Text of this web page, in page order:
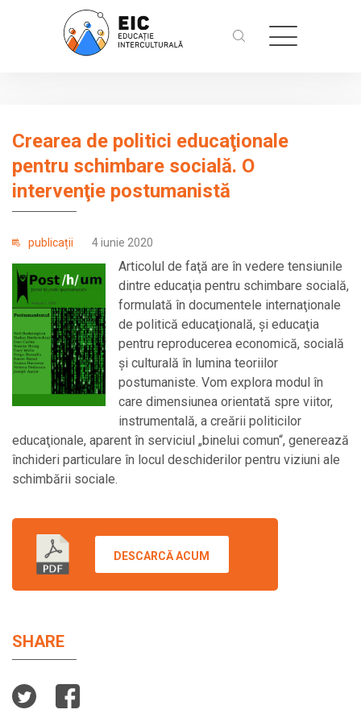
Crearea de politici educaţionale
pentru schimbare socială. O
intervenţie postumanistă
publicații 4 iunie 2020
Articolul de faţă are în vedere tensiunile
dintre educaţia pentru schimbare socială,
formulată în documentele internaţionale
de politică educaţională, şi educaţia
pentru reproducerea economică, socială
şi culturală în lumina teoriilor
postumaniste. Vom explora modul în
care dimensiunea orientată spre viitor,
instrumentală, a creării politicilor
educaţionale, aparent în serviciul „binelui comun“, generează
închideri particulare în locul deschiderilor pentru viziuni ale
schimbării sociale.
DESCARCĂ ACUM
SHARE